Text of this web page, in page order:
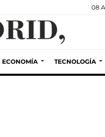
08
ECONOMÍA TECNOLOGÍA